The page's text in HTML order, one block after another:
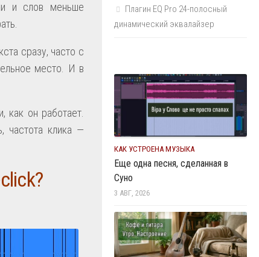
и слов меньше
сразу, часто с
место. И в
как он работает.
частота клика —
Плагин EQ Pro 24-полосный
динамический эквалайзер
КАК УСТРОЕНА МУЗЫКА
Еще одна песня, сделанная в
Суно
3 АВГ, 2026